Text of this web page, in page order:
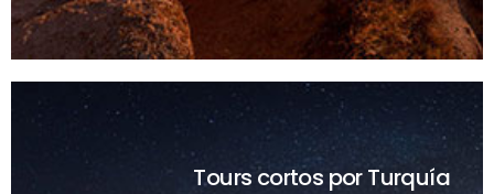
Tours cortos por Turquía